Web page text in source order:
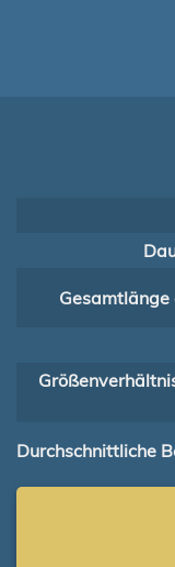
Gesamtlänge
Durchschnittliche